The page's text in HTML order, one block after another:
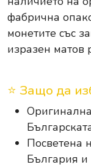
фабрична
монетите със
изразен матов
⭐ Защо да
Посветена
България